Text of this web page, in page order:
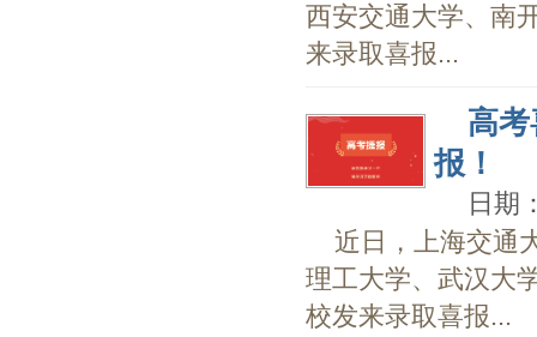
西安交通大学、南
来录取喜报...
高
报！
日期
近日，上海交通
理工大学、武汉大
校发来录取喜报...